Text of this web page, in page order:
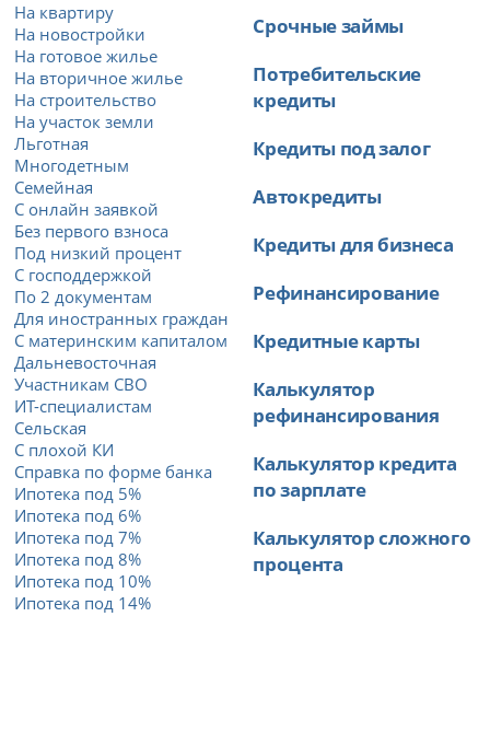
На квартиру
На новостройки
На готовое жилье
На вторичное жилье
На строительство
На участок земли
Льготная
Многодетным
Семейная
С онлайн заявкой
Без первого взноса
Под низкий процент
С господдержкой
По 2 документам
Для иностранных граждан
С материнским капиталом
Дальневосточная
Участникам СВО
ИТ-специалистам
Сельская
С плохой КИ
Справка по форме банка
Ипотека под 5%
Ипотека под 6%
Ипотека под 7%
Ипотека под 8%
Ипотека под 10%
Ипотека под 14%
Срочные займы
Потребительские
кредиты
Кредиты под залог
Автокредиты
Кредиты для бизнеса
Рефинансирование
Кредитные карты
Калькулятор
рефинансирования
Калькулятор кредита
по зарплате
Калькулятор сложного
процента